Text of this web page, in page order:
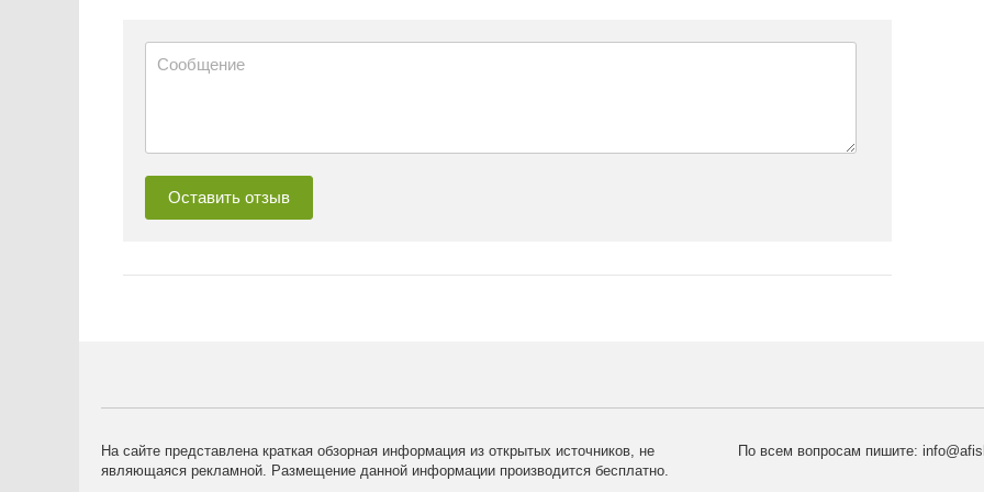
На сайте представлена краткая обзорная информация из открытых источников, не
являющаяся рекламной. Размещение данной информации производится бесплатно.
По всем вопросам пишите: